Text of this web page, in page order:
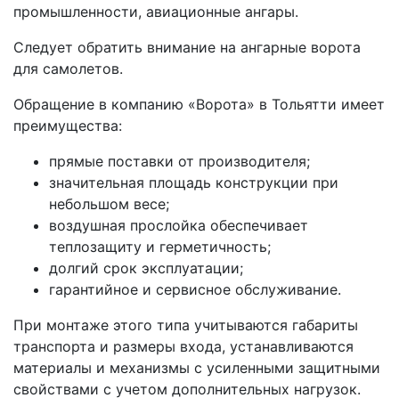
промышленности, авиационные ангары.
Следует обратить внимание на ангарные ворота
для самолетов.
Обращение в компанию «Ворота» в Тольятти имеет
преимущества:
прямые поставки от производителя;
значительная площадь конструкции при
небольшом весе;
воздушная прослойка обеспечивает
теплозащиту и герметичность;
долгий срок эксплуатации;
гарантийное и сервисное обслуживание.
При монтаже этого типа учитываются габариты
транспорта и размеры входа, устанавливаются
материалы и механизмы с усиленными защитными
свойствами с учетом дополнительных нагрузок.